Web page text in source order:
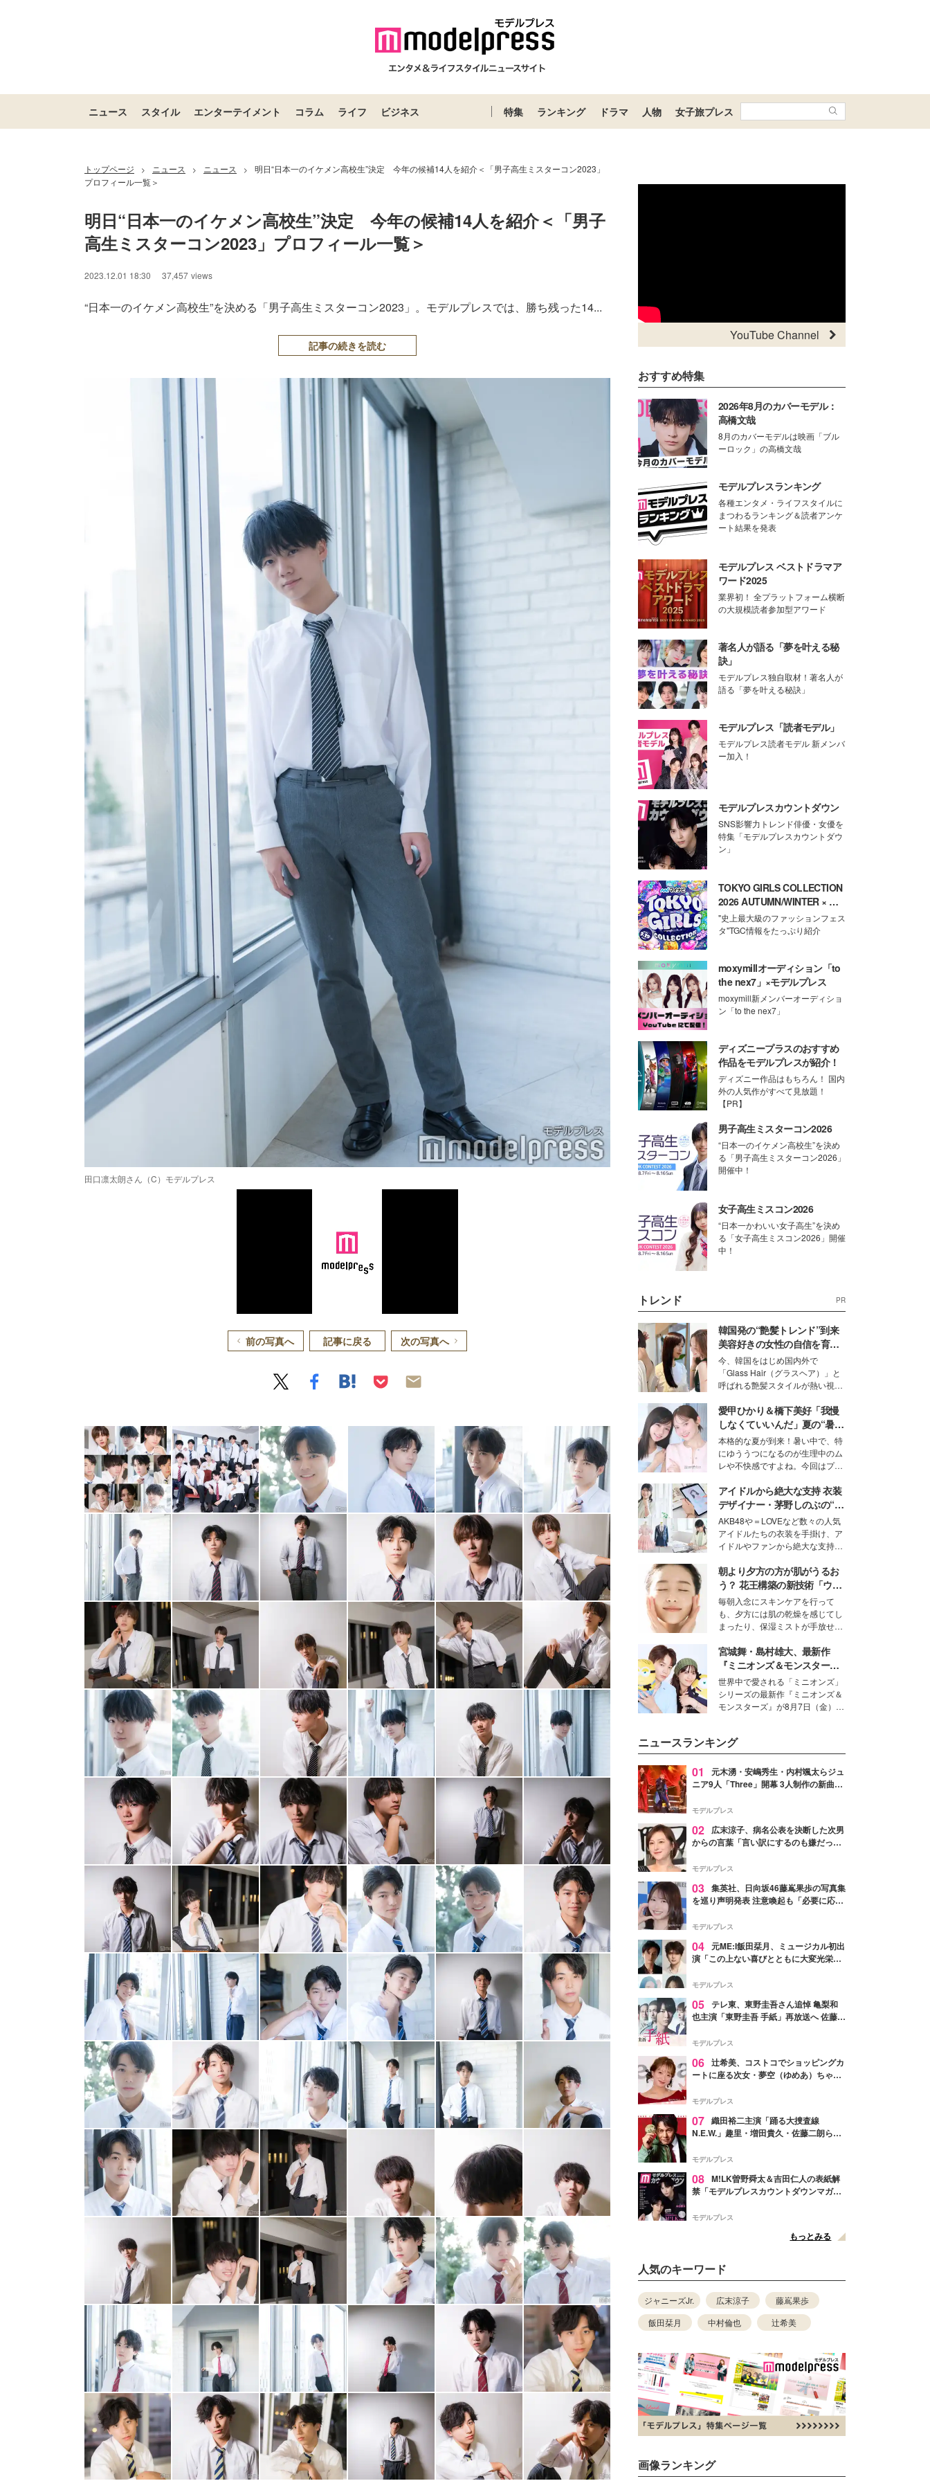
ニュース スタイル エンターテイメント コラム ライフ ビジネス 特集 ランキング ドラマ 人物 女子旅プレス
トップページ > ニュース > ニュース >
明日“日本一のイケメン高校生”決定 今年の候補14人を紹介＜「男子高生ミスターコン2023」
プロフィール一覧＞
明日“日本一のイケメン高校生”決定　今年の候補14人を紹介＜「男子
高生ミスターコン2023」プロフィール一覧＞
2023.12.01 18:30 37,457 views
“日本一のイケメン高校生”を決める「男子高生ミスターコン2023」。モデルプレスでは、勝ち残った14...
記事の続きを読む
田口凛太朗さん（C）モデルプレス
前の写真へ 記事に戻る 次の写真へ
YouTube Channel
おすすめ特集
2026年8月のカバーモデル：
高橋文哉
8月のカバーモデルは映画「ブル
ーロック」の高橋文哉
モデルプレスランキング
各種エンタメ・ライフスタイルに
まつわるランキング＆読者アンケ
ート結果を発表
モデルプレス ベストドラマア
ワード2025
業界初！ 全プラットフォーム横断
の大規模読者参加型アワード
著名人が語る「夢を叶える秘
訣」
モデルプレス独自取材！著名人が
語る「夢を叶える秘訣」
モデルプレス「読者モデル」
モデルプレス読者モデル 新メンバ
ー加入！
モデルプレスカウントダウン
SNS影響力トレンド俳優・女優を
特集「モデルプレスカウントダウ
ン」
TOKYO GIRLS COLLECTION
2026 AUTUMN/WINTER × モ
デルプレス
"史上最大級のファッションフェス
タ"TGC情報をたっぷり紹介
moxymillオーディション「to
the nex7」×モデルプレス
moxymill新メンバーオーディショ
ン「to the nex7」
ディズニープラスのおすすめ
作品をモデルプレスが紹介！
ディズニー作品はもちろん！ 国内
外の人気作がすべて見放題！
【PR】
男子高生ミスターコン2026
“日本一のイケメン高校生”を決め
る「男子高生ミスターコン2026」
開催中！
女子高生ミスコン2026
“日本一かわいい女子高生”を決め
る「女子高生ミスコン2026」開催
中！
トレンド PR
韓国発の“艶髪トレンド”到来
美容好きの女性の自信を育む
「ヘアケア事情」って？
今、韓国をはじめ国内外で
「Glass Hair（グラスヘア）」と
呼ばれる艶髪スタイルが熱い視線
ションの完成度を高めるベースと
して、“髪そのものの美しさ”に改
めて注目する人が増えている様
子。今回は、そんな憧れの艶やか
な髪を日常で叶える、美容好きの
女性たちのヘアケア事情を紹介し
ます。
愛甲ひかり＆橋下美好「我慢
しなくていいんだ」夏の“暑さ
対策”の新しい選択肢とは？
本格的な夏が到来！暑い中で、特
にゆううつになるのが生理中のム
レや不快感ですよね。今回はプラ
モデル・愛甲ひかりさんと橋下美
好さんを迎えて本音で女子会トー
ク。猛暑のお出かけを快適に過ご
すヒントや、2人が感動した夏の
生理の新常識にも迫りました。
アイドルから絶大な支持 衣装
デザイナー・茅野しのぶの“可
愛い”を作る美学＜「シチズン
クロスシー」インタビュー＞
AKB48や＝LOVEなど数々の人気
アイドルたちの衣装を手掛け、ア
イドルやファンから絶大な支持を
取締役兼クリエイティブディレク
ター・茅野しのぶ。一人ひとりの
個性に寄り添い、魅力を引き出す
衣装作りは、多くの女性たちに勇
気と自信を与え続けている。
朝より夕方の方が肌がうるお
う？ 花王構築の新技術「ウォ
ーターキャプチャリングスキ
ン（捕水肌）」がスキンケア
の常識を変える予感
毎朝入念にスキンケアを行って
も、夕方には肌の乾燥を感じてし
まったり、保湿ミストが手放せな
な美容の常識を大きく変える可能
性を秘めた、革新的な「Water
Capturing Skin（ウォーターキャ
プチャリングスキン：捕水肌）」
技術を、花王が構築した。
宮城舞・島村雄大、最新作
『ミニオンズ＆モンスター
ズ』の魅力熱弁 ハチャメチャ
だけじゃない“友情と絆”に感
動
世界中で愛される「ミニオンズ」
シリーズの最新作『ミニオンズ＆
モンスターズ』が8月7日（金）に
デルの宮城舞と島村雄大の特別対
談をお届け！それぞれの視点か
ら、今作ならではの魅力や予想外
の感動をもたらす奥深いストーリ
た。
ニュースランキング
01
元木湧・安嶋秀生・内村颯太らジュ
ニア9人「Three」開幕 3人制作の新曲＆
進んで夢を掴みたい」【ゲネプロレポ】
モデルプレス
02
広末涼子、病名公表を決断した次男
からの言葉「言い訳にするのも嫌だっ
モデルプレス
03 集英社、日向坂46藤嶌果歩の写真集
を巡り声明発表 注意喚起も「必要に応じ
モデルプレス
04 元ME:I飯田栞月、ミュージカル初出
演「この上ない喜びとともに大変光栄」
ャスト発表
モデルプレス
05 テレ東、東野圭吾さん追悼 亀梨和
也主演「東野圭吾 手紙」再放送へ 佐藤隆
モデルプレス
06 辻希美、コストコでショッピングカ
ートに座る次女・夢空（ゆめあ）ちゃん
ぎ」「成長を感じる」の声
モデルプレス
07 織田裕二主演「踊る大捜査線
N.E.W.」趣里・増田貴久・佐藤二朗ら新
徴する“謎のキーワード”も
モデルプレス
08 M!LK曽野舜太＆吉田仁人の表紙解
禁「モデルプレスカウントダウンマガジ
モデルプレス
もっとみる
人気のキーワード
ジャニーズJr. 広末涼子
藤嶌果歩
飯田栞月
中村倫也 辻希美
画像ランキング